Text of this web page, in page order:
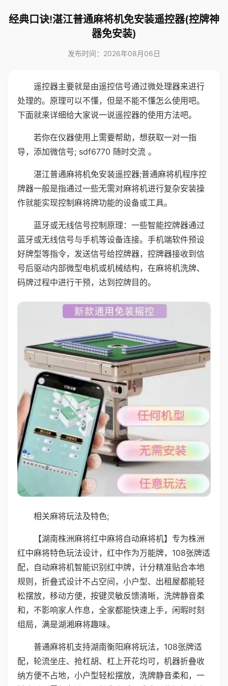
经典口诀!湛江普通麻将机免安装遥控器(控牌神
器免安装)
发布时间：2026年08月06日
遥控器主要就是由遥控信号通过微处理器来进行
处理的。原理可以不懂，但是不能不懂怎么使用吧。
下面就来详细给大家说一说遥控器的使用方法吧。
若你在仪器使用上需要帮助，想获取一对一指
导，添加微信号; sdf6770 随时交流 。
湛江普通麻将机免安装遥控器;普通麻将机程序控
牌器一般是指通过一些无需对麻将机进行复杂安装操
作就能实现控制麻将牌功能的设备或工具。
蓝牙或无线信号控制原理：一些智能控牌器通过
蓝牙或无线信号与手机等设备连接。手机端软件预设
好牌型等指令，发送信号给控牌器，控牌器接收到信
号后驱动内部微型电机或机械结构，在麻将机洗牌、
码牌过程中进行干预，达到控牌目的。
相关麻将玩法及特色;
【湖南株洲麻将红中麻将自动麻将机】专为株洲
红中麻将特色玩法设计，红中作为万能牌，108张牌适
配，自动麻将机智能识别红中牌，计分精准贴合本地
规则，折叠式设计不占空间，小户型、出租屋都能轻
松摆放，移动方便，按键灵敏反馈清晰，洗牌静音柔
和，不影响家人作息，全家都能快速上手，闲暇时刻
组局，满是湖湘麻将趣味。
普通麻将机支持湖南衡阳麻将玩法，108张牌适
配，轮流坐庄、抢杠胡、杠上开花均可，机器折叠收
纳方便不占地，小户型轻松摆放，洗牌静音柔和，一